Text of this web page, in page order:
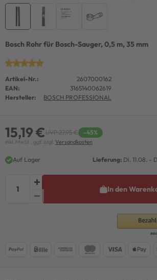
Bosch Rohr für Bosch-Sauger, 0,5 m, 35 mm
Artikel-Nr.:
2607000162
EAN:
3165140062619
Hersteller:
BOSCH PROFESSIONAL
15,19 €UVP 27,95 € -45%
inkl. MwSt., ggf. zzgl. Versandkosten
Auf Lager Lieferung: Di. 11.08. -
In den